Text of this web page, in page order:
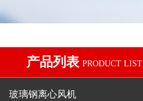
产品列表 PRODUCT LIST
玻璃钢离心风机